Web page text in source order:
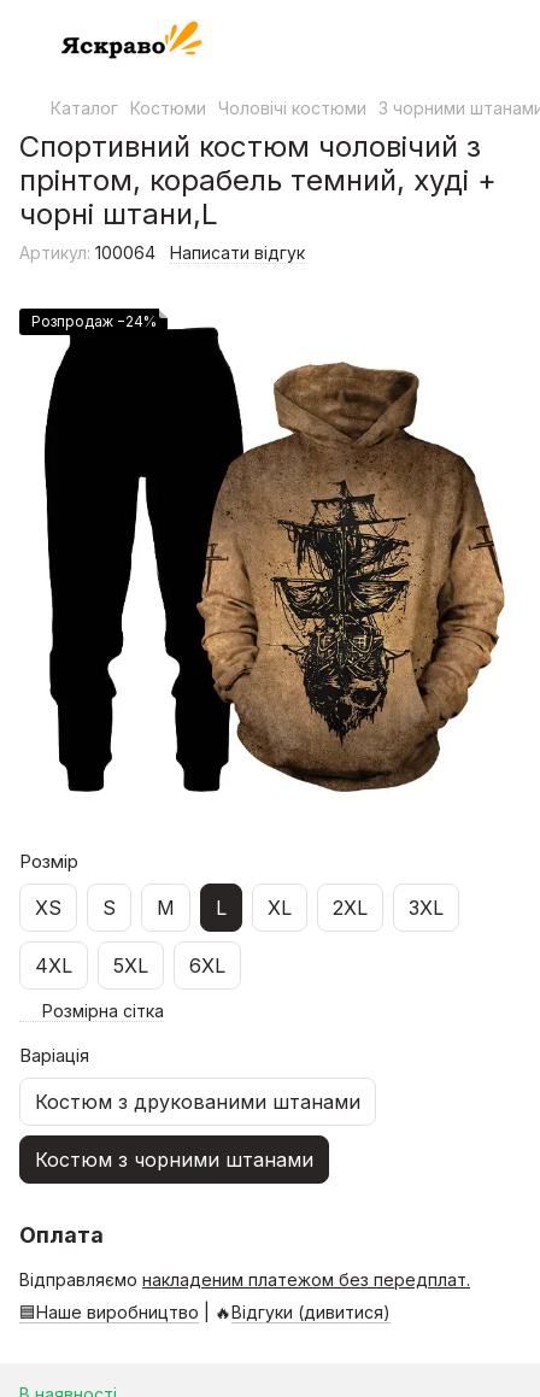
Каталог Костюми Чоловічі костюми З чорними
Спортивний костюм чоловічий з
прінтом, корабель темний, худі +
чорні штани,L
Артикул: 100064 Написати відгук
Розпродаж −24%
Розмір
XS S M L XL 2XL 3XL
4XL 5XL 6XL
Розмірна сітка
Варіація
Костюм з друкованими штанами
Костюм з чорними штанами
Оплата
Відправляємо накладеним платежом без передплат.
🟦Наше виробництво | 🔥Відгуки (дивитися)